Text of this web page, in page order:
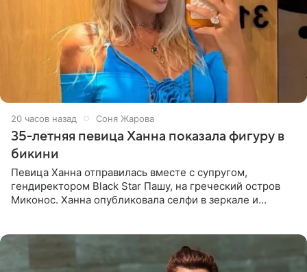
20 часов назад Соня Жарова
35-летняя певица Ханна показала фигуру в
бикини
Певица Ханна отправилась вместе с супругом,
гендиректором Black Star Пашу, на греческий остров
Миконос. Ханна опубликовала селфи в зеркале и